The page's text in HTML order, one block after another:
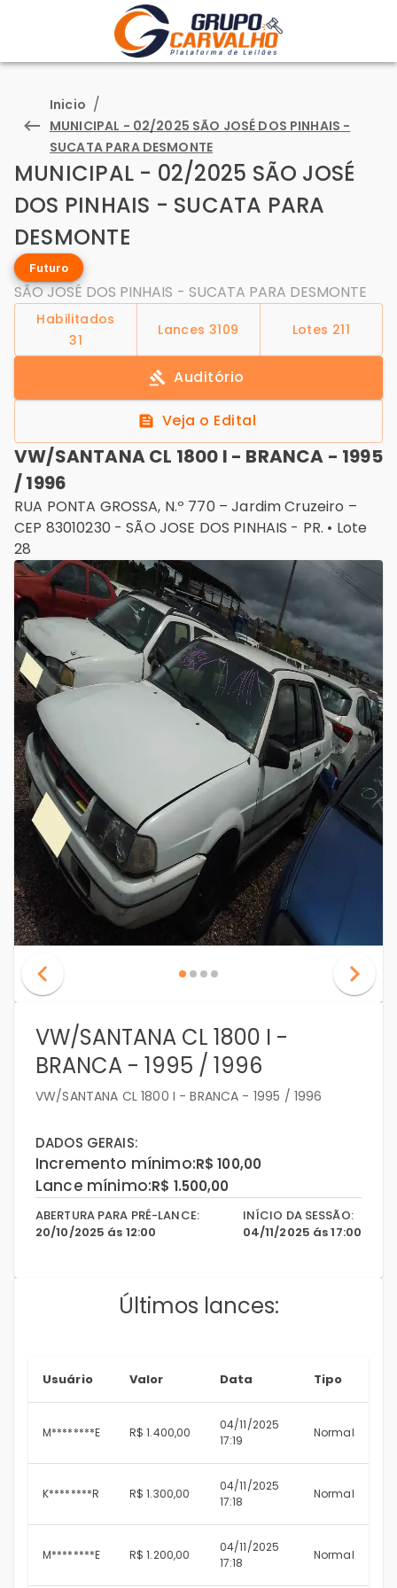
Inicio /
MUNICIPAL - 02/2025 SÃO JOSÉ DOS PINHAIS -
SUCATA PARA DESMONTE
MUNICIPAL - 02/2025 SÃO JOSÉ
DOS PINHAIS - SUCATA PARA
DESMONTE
Futuro
SÃO JOSÉ DOS PINHAIS - SUCATA PARA DESMONTE
Habilitados
31
Lances3109 Lotes 211
Auditório
Veja o Edital
VW/SANTANA CL 1800 I - BRANCA - 1995
/ 1996
RUA PONTA GROSSA, N.º 770 – Jardim Cruzeiro –
CEP 83010230 - SÃO JOSE DOS PINHAIS - PR. • Lote
28
VW/SANTANA CL 1800 I -
BRANCA - 1995 / 1996
VW/SANTANA CL 1800 I - BRANCA - 1995 / 1996
DADOS GERAIS:
Incremento mínimo:R$ 100,00
Lance mínimo:R$ 1.500,00
ABERTURA PARA PRÉ-LANCE:
20/10/2025 ás 12:00
INÍCIO DA SESSÃO:
04/11/2025 ás 17:00
Últimos lances:
Usuário Valor Data Tipo
M********E R$ 1.400,00
04/11/2025
17:19
Normal
K********R R$ 1.300,00
04/11/2025
17:18
Normal
M********E R$ 1.200,00
04/11/2025
17:18
Normal